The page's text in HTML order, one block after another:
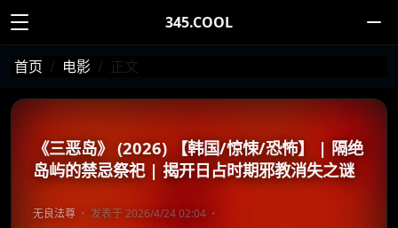
345.COOL
首页 电影 正文
《三恶岛》 (2026) 【韩国/惊悚/恐怖】 | 隔绝
岛屿的禁忌祭祀 | 揭开日占时期邪教消失之谜
无良法尊 发表于 2026/4/24 02:04